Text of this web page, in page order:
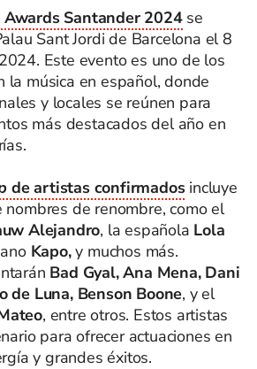
Awards Santander 2024se
Sant Jordi de Barcelona el 8
Este evento es uno de los
la música en español, donde
y locales se reúnen para
más destacados del año en
de artistas confirmadosincluye
de renombre, como el
Alejandro, la española Lola
Kapo,y muchos más.
Bad Gyal, Ana Mena, Dani
de Luna, Benson Boone, y el
, entre otros. Estos artistas
para ofrecer actuaciones en
y grandes éxitos.